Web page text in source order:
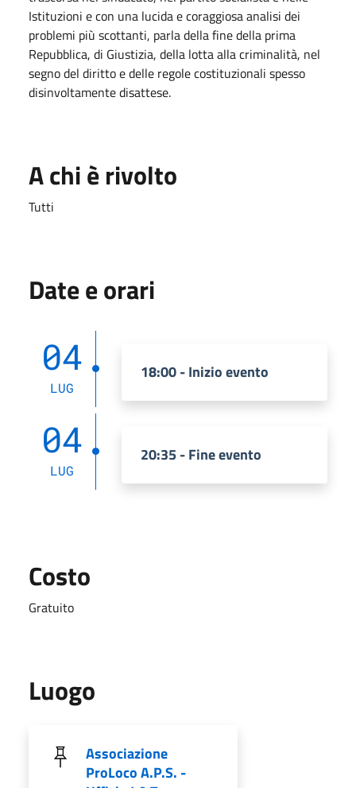
Istituzioni e con una lucida e coraggiosa analisi dei
problemi più scottanti, parla della fine della prima
Repubblica, di Giustizia, della lotta alla criminalità, nel
segno del diritto e delle regole costituzionali spesso
disinvoltamente disattese.
A chi è rivolto
Tutti
Date e orari
04
LUG
18:00 - Inizio evento
04
LUG
20:35 - Fine evento
Costo
Gratuito
Luogo
Associazione
ProLoco A.P.S. -